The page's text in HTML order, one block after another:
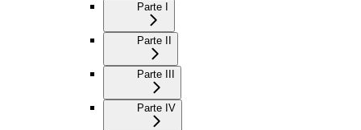
Parte I
Parte II
Parte III
Parte IV